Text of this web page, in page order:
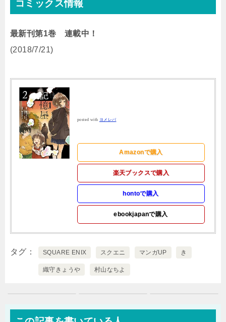
コミックス情報
最新刊第1巻 連載中！
(2018/7/21)
posted with ヨメレバ
Amazonで購入
楽天ブックスで購入
hontoで購入
ebookjapanで購入
タグ SQUARE ENIX スクエニ マンガUP き
織守きょうや 村山なちよ